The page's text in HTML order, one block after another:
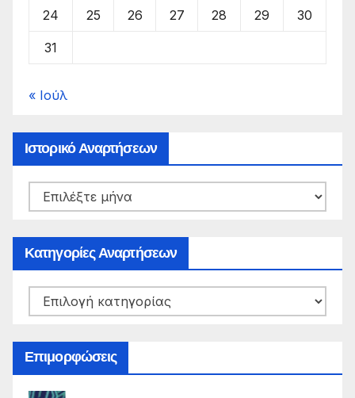
24 25 26 27 28 29 30
31
« Ιούλ
Ιστορικό Αναρτήσεων
Ιστορικό
Αναρτήσεων
Κατηγορίες Αναρτήσεων
Κατηγορίες
Αναρτήσεων
Επιμορφώσεις